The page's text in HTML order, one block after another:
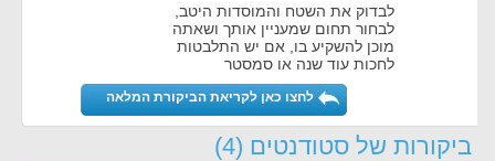
לבדוק את השטח והמוסדות היטב,
לבחור תחום שמעניין אותך ושאתה
מוכן להשקיע בו, אם יש התלבטות
לחכות עוד שנה או סמסטר
לחצו כאן לקריאת הביקורת המלאה
ביקורות של סטודנטים (4)